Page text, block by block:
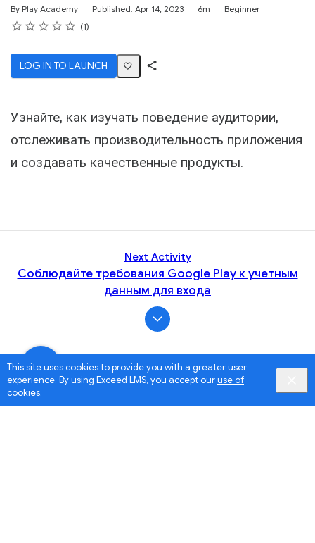
This site uses cookies to provide you with a greater user
experience. By using Exceed LMS, you accept ouruse of
cookies.
By Play Academy Published: Apr 14, 2023
Duration 6m
Difficulty
Beginner
Rating
1 star
2 stars
3 stars
4 stars
5 stars
Average rating: 5.0 1
1 review
LOG IN TO LAUNCH
Узнайте, как изучать поведение аудитории,
отслеживать производительность приложения
и создавать качественные продукты.
Next Activity
Соблюдайте требования Google Play к учетным
данным для входа